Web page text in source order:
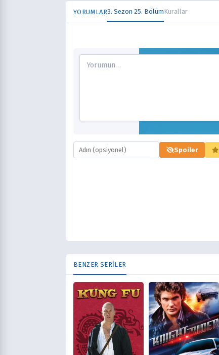
YORUMLAR3. Sezon 25. BölümKurallar
Spoiler
BENZER SERİLER